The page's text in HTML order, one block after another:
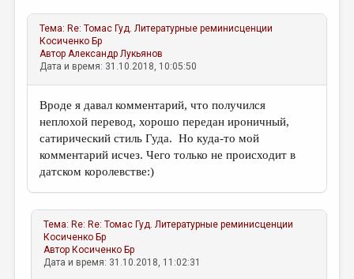
Тема: Re: Томас Гуд. Литературные реминисценции
Косиченко Бр
АвторАлександр Лукьянов
Дата и время: 31.10.2018, 10:05:50
Вроде я давал комментарий, что получился
неплохой перевод, хорошо передан ироничный,
сатирический стиль Гуда. Но куда-то мой
комментарий исчез. Чего только не происходит в
датском королевстве:)
Тема: Re: Re: Томас Гуд. Литературные реминисценции
Косиченко Бр
Автор Косиченко Бр
Дата и время: 31.10.2018, 11:02:31